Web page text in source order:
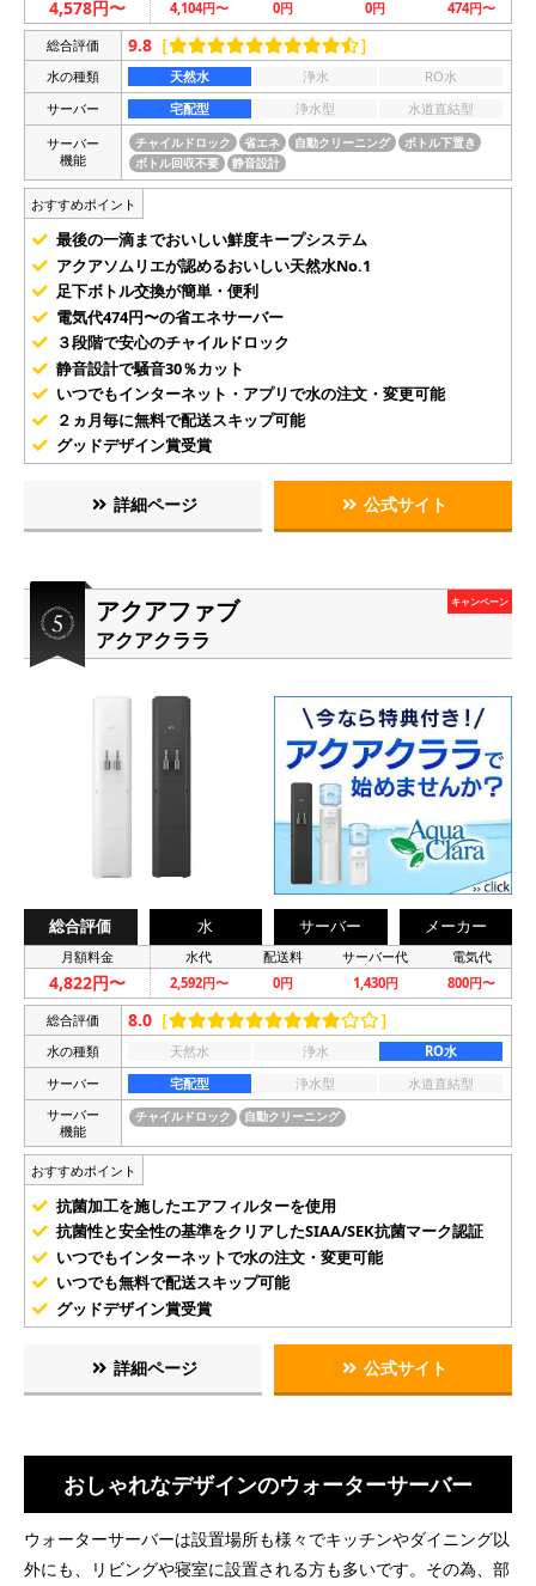
4,578円〜 4,104円〜 0円 0円 474円〜
総合評価 9.8 ［ ］
水の種類 天然水 浄水
RO水
サーバー
宅配型 浄水型
水道直結型
サーバー
機能
チャイルドロック 省エネ 自動クリーニング
ボトル下置き
ボトル回収不要
静音設計
おすすめポイント
最後の一滴までおいしい鮮度キープシステム
アクアソムリエが認めるおいしい天然水No.1
足下ボトル交換が簡単・便利
電気代474円〜の省エネサーバー
３段階で安心のチャイルドロック
静音設計で騒音30％カット
いつでもインターネット・アプリで水の注文・変更可能
２ヵ月毎に無料で配送スキップ可能
グッドデザイン賞受賞
詳細ページ 公式サイト
アクアファブ
アクアクララ
キャンペーン
総合評価 水 サーバー メーカー
月額料金 水代 配送料 サーバー代 電気代
4,822円〜 2,592円〜 0円 1,430円 800円〜
総合評価 8.0 ［ ］
水の種類 天然水 浄水
RO水
サーバー
宅配型 浄水型
水道直結型
サーバー
機能
チャイルドロック 自動クリーニング
おすすめポイント
抗菌加工を施したエアフィルターを使用
抗菌性と安全性の基準をクリアしたSIAA/SEK抗菌マーク認証
いつでもインターネットで水の注文・変更可能
いつでも無料で配送スキップ可能
グッドデザイン賞受賞
詳細ページ 公式サイト
おしゃれなデザインのウォーターサーバー
ウォーターサーバーは設置場所も様々でキッチンやダイニング以
外にも、リビングや寝室に設置される方も多いです。その為、部